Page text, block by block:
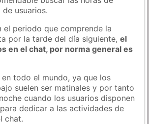
usuarios.
el periodo que comprende la
por la tarde del día siguiente,el
en el chat, por norma general es
todo el mundo, ya que los
suelen ser matinales y por tanto
cuando los usuarios disponen
dedicar a las actividades de
chat.